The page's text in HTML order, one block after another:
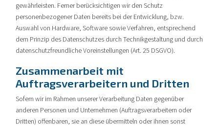
gewährleisten. Ferner berücksichtigen wir den Schutz
personenbezogener Daten bereits bei der Entwicklung, bzw.
Auswahl von Hardware, Software sowie Verfahren, entsprechend
dem Prinzip des Datenschutzes durch Technikgestaltung und durch
datenschutzfreundliche Voreinstellungen (Art. 25 DSGVO).
Zusammenarbeit mit
Auftragsverarbeitern und Dritten
Sofern wir im Rahmen unserer Verarbeitung Daten gegenüber
anderen Personen und Unternehmen (Auftragsverarbeitern oder
Dritten) offenbaren, sie an diese übermitteln oder ihnen sonst